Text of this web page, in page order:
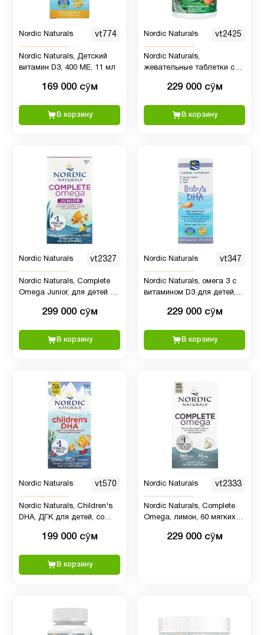
Nordic Naturals vt774
Nordic Naturals, Детский
витамин D3, 400 МЕ, 11 мл
169 000 сӯм
В корзину
Nordic Naturals vt2425
Nordic Naturals,
жевательные таблетки с
4 лет, 60 жевательных
таблетке)
229 000 сӯм
В корзину
Nordic Naturals vt2327
Nordic Naturals, Complete
Omega Junior, для детей от
капсул299 000 сӯм
В корзину
Nordic Naturals vt347
Nordic Naturals, омега 3 с
витамином D3 для детей,
229 000 сӯм
В корзину
Nordic Naturals vt570
Nordic Naturals, Children's
DHA, ДГК для детей, со
детей 3–6 лет, 250 мг, 90
199 000 сӯм
В корзину
Nordic Naturals vt2333
Nordic Naturals, Complete
Omega, лимон, 60 мягких
229 000 сӯм